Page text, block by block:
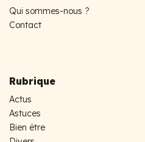
Qui sommes-nous ?
Contact
Rubrique
Actus
Astuces
Bien être